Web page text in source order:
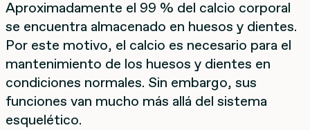
Aproximadamente el 99 % del calcio corporal
se encuentra almacenado en huesos y dientes.
Por este motivo, el calcio es necesario para el
mantenimiento de los huesos y dientes en
condiciones normales. Sin embargo, sus
funciones van mucho más allá del sistema
esquelético.